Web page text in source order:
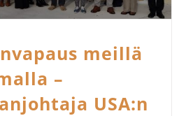
meillä
–
USA:n